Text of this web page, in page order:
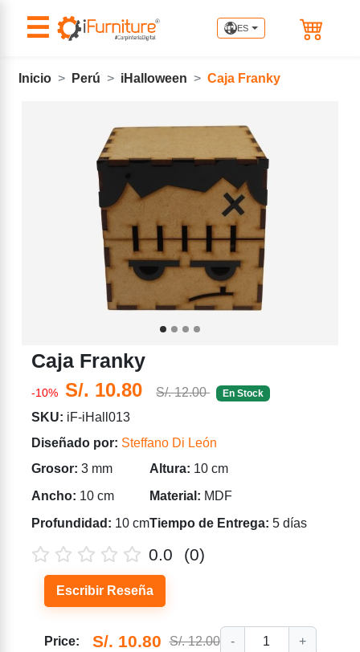
☰ ES
Inicio Perú iHalloween Caja Franky
Caja Franky
-10% S/. 10.80 S/. 12.00 En Stock
SKU: iF-iHall013
Diseñado por: Steffano Di León
Grosor: 3 mm
Ancho: 10 cm
Profundidad: 10 cm
Altura: 10 cm
Material: MDF
Tiempo de Entrega: 5 días
0.0 (0)
Escribir Reseña
Price: S/. 10.80 S/. 12.00 - 1 +